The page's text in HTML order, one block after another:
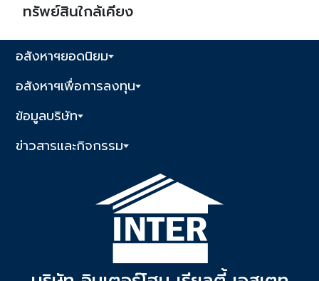
ทรัพย์สินใกล้เคียง
อสังหาฯยอดนิยม
อสังหาฯเพื่อการลงทุน
ข้อมูลบริษัท
ข่าวสารและกิจกรรม